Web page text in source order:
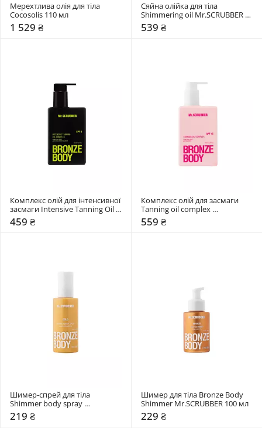
Мерехтлива олія для тіла
1 529 ₴
Сяйна олійка для тіла
Shimmering oil Mr.SCRUBBER
150 мл
539 ₴
Комплекс олій для інтенсивної
засмаги Intensive Tanning Oil
459 ₴
Комплекс олій для засмаги
Tanning oil complex
559 ₴
Шимер-спрей для тіла
Shimmer body spray
219 ₴
Шимер для тіла Bronze Body
229 ₴